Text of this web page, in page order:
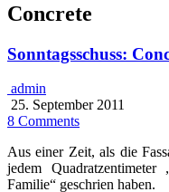
Concrete
Sonntagsschuss:
admin
25. September 2011
8 Comments
Aus einer Zeit, als die
jedem
Familie“ geschrien haben.